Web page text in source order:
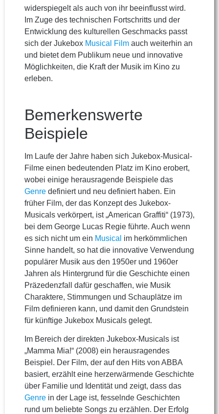
widerspiegelt als auch von ihr beeinflusst wird.
Im Zuge des technischen Fortschritts und der
Entwicklung des kulturellen Geschmacks passt
sich der Jukebox Musical Film auch weiterhin an
und bietet dem Publikum neue und innovative
Möglichkeiten, die Kraft der Musik im Kino zu
erleben.
Bemerkenswerte
Beispiele
Im Laufe der Jahre haben sich Jukebox-Musical-
Filme einen bedeutenden Platz im Kino erobert,
wobei einige herausragende Beispiele das
Genre definiert und neu definiert haben. Ein
früher Film, der das Konzept des Jukebox-
Musicals verkörpert, ist „American Graffiti“ (1973),
bei dem George Lucas Regie führte. Auch wenn
es sich nicht um ein Musical im herkömmlichen
Sinne handelt, so hat die innovative Verwendung
populärer Musik aus den 1950er und 1960er
Jahren als Hintergrund für die Geschichte einen
Präzedenzfall dafür geschaffen, wie Musik
Charaktere, Stimmungen und Schauplätze im
Film definieren kann, und damit den Grundstein
für künftige Jukebox Musicals gelegt.
Im Bereich der direkten Jukebox-Musicals ist
„Mamma Mia!“ (2008) ein herausragendes
Beispiel. Der Film, der auf den Hits von ABBA
basiert, erzählt eine herzerwärmende Geschichte
über Familie und Identität und zeigt, dass das
Genre in der Lage ist, fesselnde Geschichten
rund um beliebte Songs zu erzählen. Der Erfolg